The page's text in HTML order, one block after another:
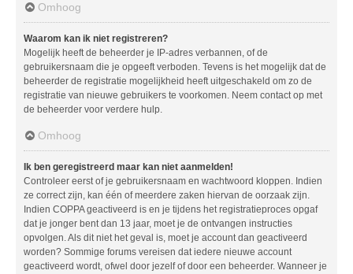
Omhoog
Waarom kan ik niet registreren?
Mogelijk heeft de beheerder je IP-adres verbannen, of de
gebruikersnaam die je opgeeft verboden. Tevens is het mogelijk dat de
beheerder de registratie mogelijkheid heeft uitgeschakeld om zo de
registratie van nieuwe gebruikers te voorkomen. Neem contact op met
de beheerder voor verdere hulp.
Omhoog
Ik ben geregistreerd maar kan niet aanmelden!
Controleer eerst of je gebruikersnaam en wachtwoord kloppen. Indien
ze correct zijn, kan één of meerdere zaken hiervan de oorzaak zijn.
Indien COPPA geactiveerd is en je tijdens het registratieproces opgaf
dat je jonger bent dan 13 jaar, moet je de ontvangen instructies
opvolgen. Als dit niet het geval is, moet je account dan geactiveerd
worden? Sommige forums vereisen dat iedere nieuwe account
geactiveerd wordt, ofwel door jezelf of door een beheerder. Wanneer je